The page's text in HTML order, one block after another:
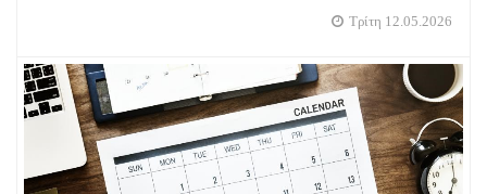
Τρίτη 12.05.2026